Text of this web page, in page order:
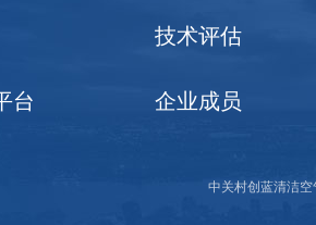
台
技术评估
企业成员
中关村创蓝清洁